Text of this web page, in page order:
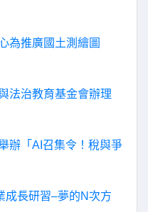
為推廣國土測繪圖
法治教育基金會辦理
辦「AI召集令！稅與爭
成長研習–夢的N次方